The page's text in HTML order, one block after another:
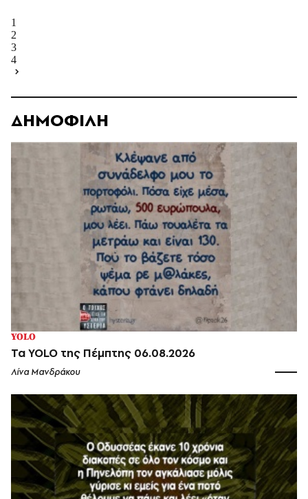
1
2
3
4
ΔΗΜΟΦΙΛΗ
YOLO
Τα YOLO της Πέμπτης 06.08.2026
Λίνα Μανδράκου